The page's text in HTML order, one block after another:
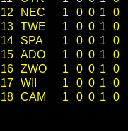
12
NEC 1 0 0 1
0
13 TWE 1 0 0 1
0
14
SPA 1 0 0 1
0
15 ADO 1 0 0 1
0
16 ZWO 1 0 0 1
0
17 WII 1 0 0 1
0
18 CAM 1 0 0 1 0